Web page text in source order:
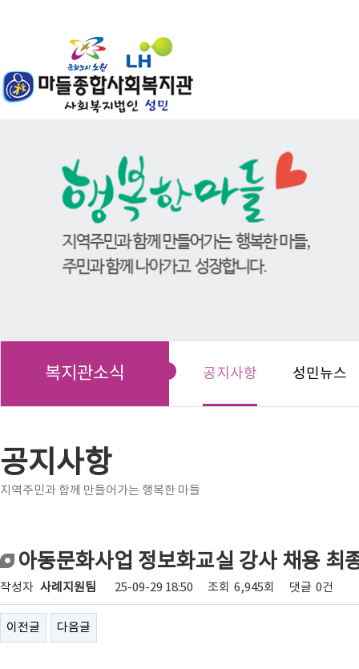
복지관소식 공지사항 성민뉴스
공지사항
지역주민과 함께 만들어가는 행복한 마들
아동문화사업 정보화교실 강사 채용 최
작성자 사례지원팀 25-09-29 18:50 조회 6,945회 댓글 0건
이전글 다음글